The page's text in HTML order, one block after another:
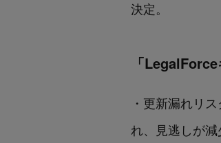
決定。
「
・更新漏れリ
れ、見逃しが減